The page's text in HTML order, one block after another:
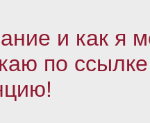
и как я
по